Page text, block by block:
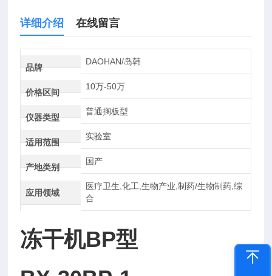
详细介绍 在线留言
品牌
DAOHAN/岛韩
价格区间
10万-50万
仪器类型
普通搁板型
适用范围
实验室
产地类别
国产
应用领域
医疗卫生,化工,生物产业,制药/生物制药,综
合
冻干机BP型